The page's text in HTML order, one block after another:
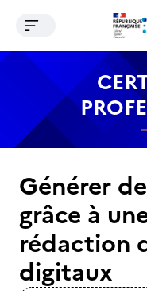
ContenuOuvrir le menu
Générer
grâce à
rédaction
digitaux